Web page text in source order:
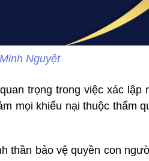
Nguyệt
trọng trong việc xác lập
mọi khiếu nại thuộc thẩm
thần bảo vệ quyền con